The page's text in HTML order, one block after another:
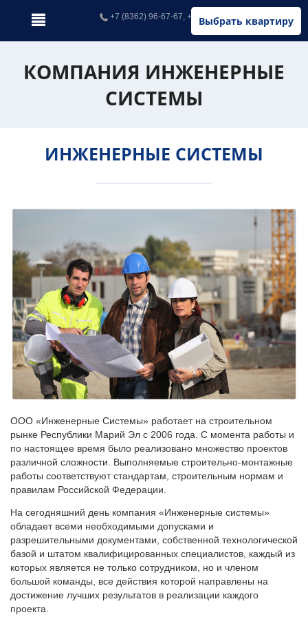
Выбрать квартиру
+7 (8362) 96-67-67, +7 (902) 326-67-67
КОМПАНИЯ ИНЖЕНЕРНЫЕ
СИСТЕМЫ
ИНЖЕНЕРНЫЕ СИСТЕМЫ
ООО «Инженерные Системы» работает на строительном
рынке Республики Марий Эл с 2006 года. С момента работы и
по настоящее время было реализовано множество проектов
различной сложности. Выполняемые строительно-монтажные
работы соответствуют стандартам, строительным нормам и
правилам Российской Федерации.
На сегодняшний день компания «Инженерные системы»
обладает всеми необходимыми допусками и
разрешительными документами, собственной технологической
базой и штатом квалифицированных специалистов, каждый из
которых является не только сотрудником, но и членом
большой команды, все действия которой направлены на
достижение лучших результатов в реализации каждого
проекта.